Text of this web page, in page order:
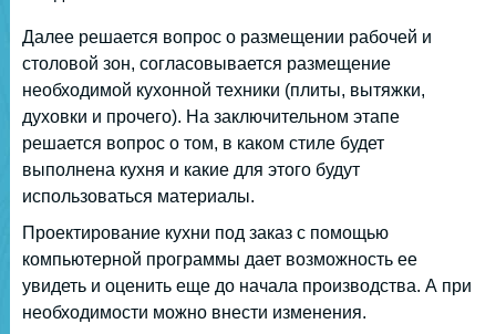
Далее решается вопрос о размещении рабочей и
столовой зон, согласовывается размещение
необходимой кухонной техники (плиты, вытяжки,
духовки и прочего). На заключительном этапе
решается вопрос о том, в каком стиле будет
выполнена кухня и какие для этого будут
использоваться материалы.
Проектирование кухни под заказ с помощью
компьютерной программы дает возможность ее
увидеть и оценить еще до начала производства. А при
необходимости можно внести изменения.